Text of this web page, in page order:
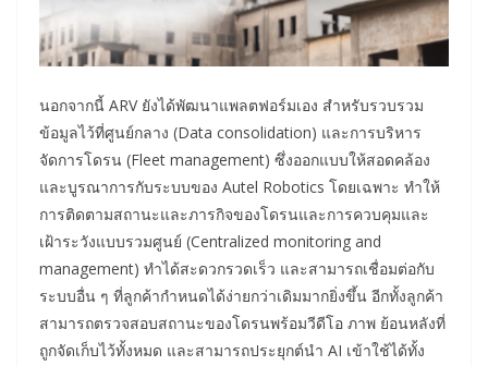
นอกจากนี้ ARV ยังได้พัฒนาแพลตฟอร์มเอง สำหรับรวบรวม
ข้อมูลไว้ที่ศูนย์กลาง (Data consolidation) และการบริหาร
จัดการโดรน (Fleet management) ซึ่งออกแบบให้สอดคล้อง
และบูรณาการกับระบบของ Autel Robotics โดยเฉพาะ ทำให้
การติดตามสถานะและภารกิจของโดรนและการควบคุมและ
เฝ้าระวังแบบรวมศูนย์ (Centralized monitoring and
management) ทำได้สะดวกรวดเร็ว และสามารถเชื่อมต่อกับ
ระบบอื่น ๆ ที่ลูกค้ากำหนดได้ง่ายกว่าเดิมมากยิ่งขึ้น อีกทั้งลูกค้า
สามารถตรวจสอบสถานะของโดรนพร้อมวีดีโอ ภาพ ย้อนหลังที่
ถูกจัดเก็บไว้ทั้งหมด และสามารถประยุกต์นำ AI เข้าใช้ได้ทั้ง